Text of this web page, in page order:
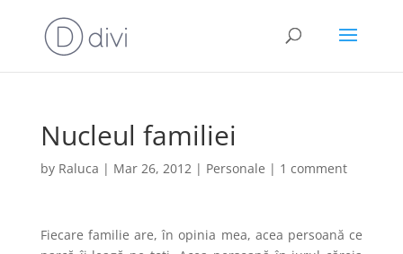
Nucleul familiei
by Raluca | Mar 26, 2012| Personale | 1 comment
Fiecare familie are, în opinia mea, acea persoană ce